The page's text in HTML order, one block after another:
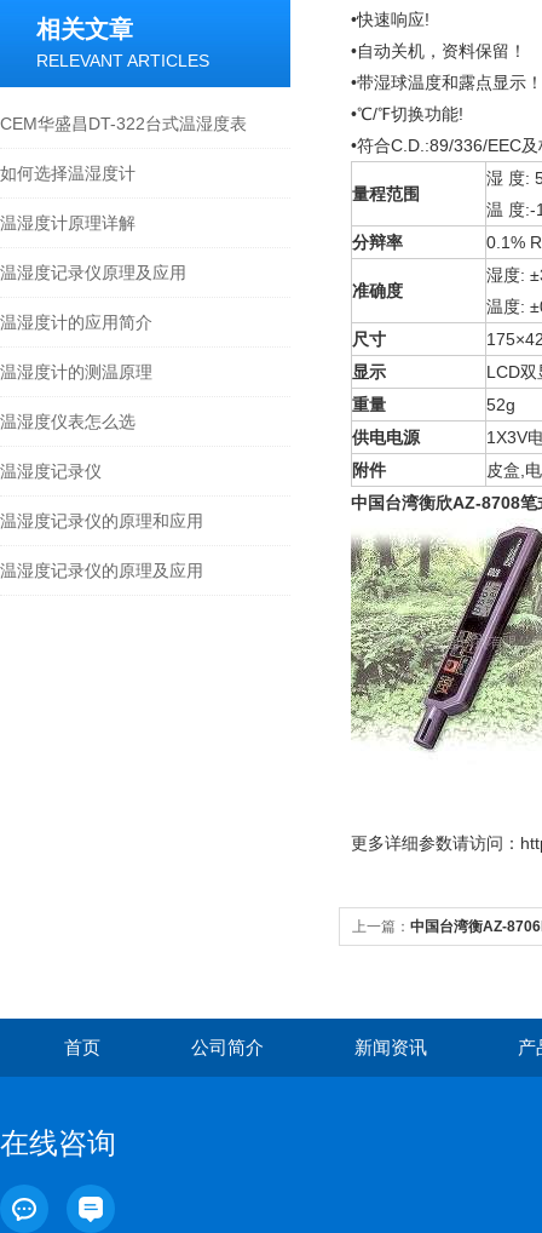
相关文章
RELEVANT ARTICLES
CEM华盛昌DT-322台式温湿度表
如何选择温湿度计
温湿度计原理详解
温湿度记录仪原理及应用
温湿度计的应用简介
温湿度计的测温原理
温湿度仪表怎么选
温湿度记录仪
温湿度记录仪的原理和应用
温湿度记录仪的原理及应用
•快速响应!
•自动关机，资料保留！
•带湿球温度和露点显示！
•℃/℉切换功能!
•符合C.D.:89/336/EEC
量程范围
湿 度:
温 度:-
分辩率
0.1%
准确度
湿度:
温度:
尺寸
显示
LCD双
重量
52g
供电电源
1X3V
附件
皮盒
中国台湾衡欣AZ-8708笔
更多详细参数请访问：
上一篇： 中国台湾衡AZ-
首页 公司简介 新闻资讯 产
在线咨询